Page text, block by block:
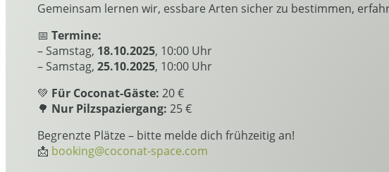
Gemeinsam lernen wir, essbare Arten sicher zu bestimmen,
📅 Termine:
– Samstag, 18.10.2025, 10:00 Uhr
– Samstag, 25.10.2025, 10:00 Uhr
💚 Für Coconat-Gäste: 20 €
🌳 Nur Pilzspaziergang: 25 €
Begrenzte Plätze – bitte melde dich frühzeitig an!
📩 booking@coconat-space.com